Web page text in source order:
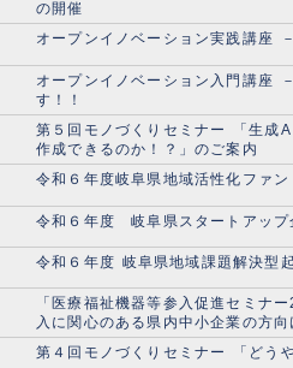
の開催
オープンイノベーション実践講座
オープンイノベーション入門講座
す！！
第５回モノづくりセミナー 「生成
作成できるのか！？」のご案内
令和６年度岐阜県地域活性化ファ
令和６年度 岐阜県スタートアッ
令和６年度 岐阜県地域課題解決型
「医療福祉機器等参入促進セミナ
入に関心のある県内中小企業の方
第４回モノづくりセミナー 「どう